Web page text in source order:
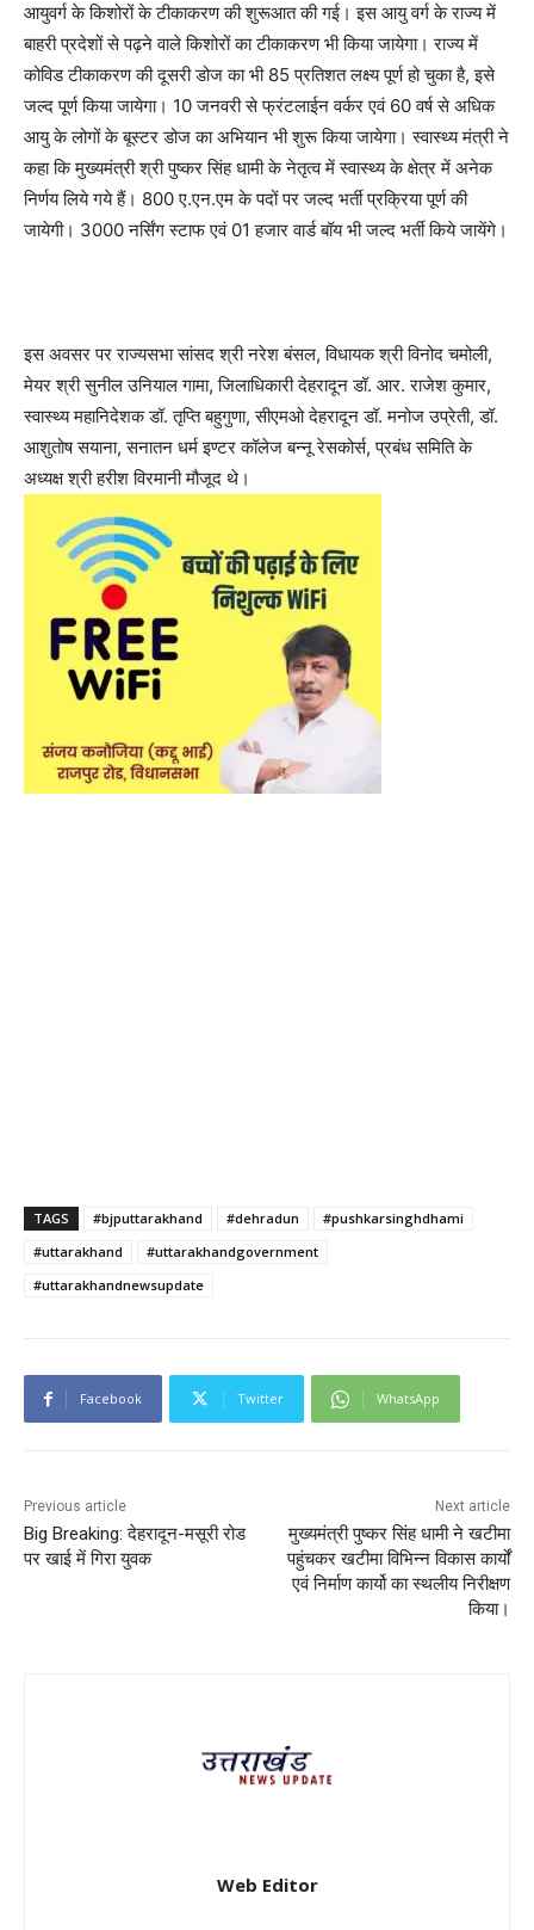
आयुवर्ग के किशोरों के टीकाकरण की शुरूआत की गई। इस आयु वर्ग के राज्य में
बाहरी प्रदेशों से पढ़ने वाले किशोरों का टीकाकरण भी किया जायेगा। राज्य में
कोविड टीकाकरण की दूसरी डोज का भी 85 प्रतिशत लक्ष्य पूर्ण हो चुका है, इसे
जल्द पूर्ण किया जायेगा। 10 जनवरी से फ्रंटलाईन वर्कर एवं 60 वर्ष से अधिक
आयु के लोगों के बूस्टर डोज का अभियान भी शुरू किया जायेगा। स्वास्थ्य मंत्री ने
कहा कि मुख्यमंत्री श्री पुष्कर सिंह धामी के नेतृत्व में स्वास्थ्य के क्षेत्र में अनेक
निर्णय लिये गये हैं। 800 ए.एन.एम के पदों पर जल्द भर्ती प्रक्रिया पूर्ण की
जायेगी। 3000 नर्सिंग स्टाफ एवं 01 हजार वार्ड बॉय भी जल्द भर्ती किये जायेंगे।
इस अवसर पर राज्यसभा सांसद श्री नरेश बंसल, विधायक श्री विनोद चमोली,
मेयर श्री सुनील उनियाल गामा, जिलाधिकारी देहरादून डॉ. आर. राजेश कुमार,
स्वास्थ्य महानिदेशक डॉ. तृप्ति बहुगुणा, सीएमओ देहरादून डॉ. मनोज उप्रेती, डॉ.
आशुतोष सयाना, सनातन धर्म इण्टर कॉलेज बन्नू रेसकोर्स, प्रबंध समिति के
अध्यक्ष श्री हरीश विरमानी मौजूद थे।
TAGS #bjputtarakhand #dehradun
#pushkarsinghdhami
#uttarakhand
#uttarakhandgovernment
#uttarakhandnewsupdate
Facebook Twitter WhatsApp
Previous article
Big Breaking: देहरादून-मसूरी रोड
पर खाई में गिरा युवक
Next article
मुख्यमंत्री पुष्कर सिंह धामी ने खटीमा
पहुंचकर खटीमा विभिन्न विकास कार्यों
एवं निर्माण कार्यो का स्थलीय निरीक्षण
किया।
Web Editor